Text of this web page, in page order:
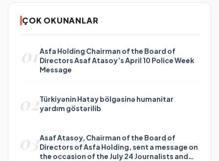
ÇOK OKUNANLAR
01Asfa Holding Chairman of the Board of
Directors Asaf Atasoy’s April 10 Police Week
Message
02Türkiyənin Hatay bölgəsinə humanitar
yardım göstərilib
03Asaf Atasoy, Chairman of the Board of
Directors of Asfa Holding, sent a message on
the occasion of the July 24 Journalists and